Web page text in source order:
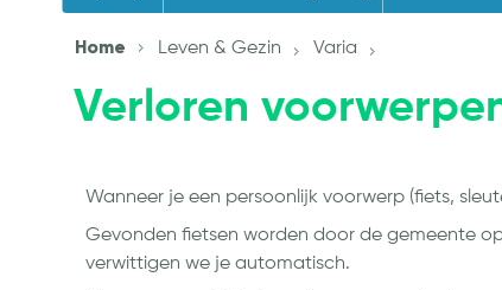
Home Leven & Gezin Varia
Verloren
Wanneer je een persoonlijk voorwerp (fiets,
Gevonden fietsen worden door de gemeente
verwittigen we je automatisch.